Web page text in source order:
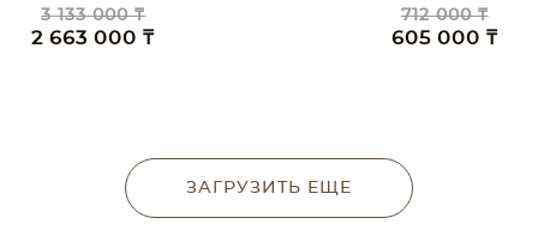
3 133 000 ₸
2 663 000 ₸
712 000 ₸
605 000 ₸
ЗАГРУЗИТЬ ЕЩЕ